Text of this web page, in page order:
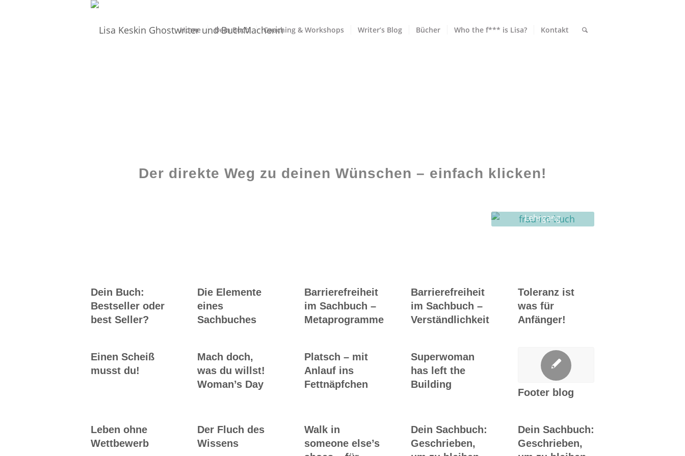
Home Dein Buch Coaching & Workshops Writer’s Blog Bücher Who the f*** is Lisa? Kontakt
Der direkte Weg zu deinen Wünschen – einfach klicken!
Lehrgang
Ghostwriting
Dein Buch:
Bestseller oder
best Seller?
Die Elemente
eines
Sachbuches
Barrierefreiheit
im Sachbuch –
Metaprogramme
Barrierefreiheit
im Sachbuch –
Verständlichkeit
Toleranz ist
was für
Anfänger!
Einen Scheiß
musst du!
Mach doch,
was du willst!
Woman’s Day
Platsch – mit
Anlauf ins
Fettnäpfchen
Superwoman
has left the
Building
Footer blog
Leben ohne
Wettbewerb
Der Fluch des
Wissens
Walk in
someone else’s
Dein Sachbuch:
Geschrieben,
Dein Sachbuch:
Geschrieben,